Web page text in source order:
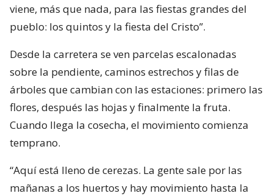
viene, más que nada, para las fiestas grandes del
pueblo: los quintos y la fiesta del Cristo”.
Desde la carretera se ven parcelas escalonadas
sobre la pendiente, caminos estrechos y filas de
árboles que cambian con las estaciones: primero las
flores, después las hojas y finalmente la fruta.
Cuando llega la cosecha, el movimiento comienza
temprano.
“Aquí está lleno de cerezas. La gente sale por las
mañanas a los huertos y hay movimiento hasta la